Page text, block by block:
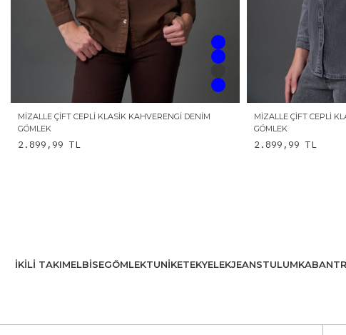
MIZALLE ÇIFT CEPLI KLASIK KAHVERENGI DENIM
GÖMLEK
2.899,99 TL
MIZALLE ÇIFT CEPLI
GÖMLEK
2.899,99 TL
İKILI TAKIMELBISEGÖMLEKTUNIKETEKYELEKJEANSTULUMKABAN